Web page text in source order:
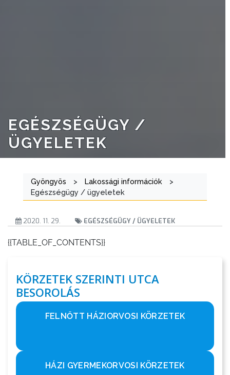
EGÉSZSÉGÜGY /
ÜGYELETEK
Gyöngyös > Lakossági információk
>
Egészségügy / ügyeletek
2020. 11. 29. EGÉSZSÉGÜGY / ÜGYELETEK
{{TABLE_OF_CONTENTS}}
KÖRZETEK SZERINTI UTCA
BESOROLÁS
FELNŐTT HÁZIORVOSI KÖRZETEK
HÁZI GYERMEKORVOSI KÖRZETEK